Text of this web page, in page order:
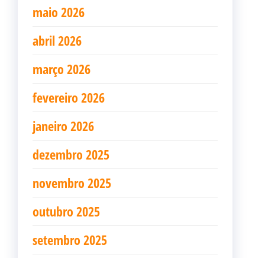
maio 2026
abril 2026
março 2026
fevereiro 2026
janeiro 2026
dezembro 2025
novembro 2025
outubro 2025
setembro 2025